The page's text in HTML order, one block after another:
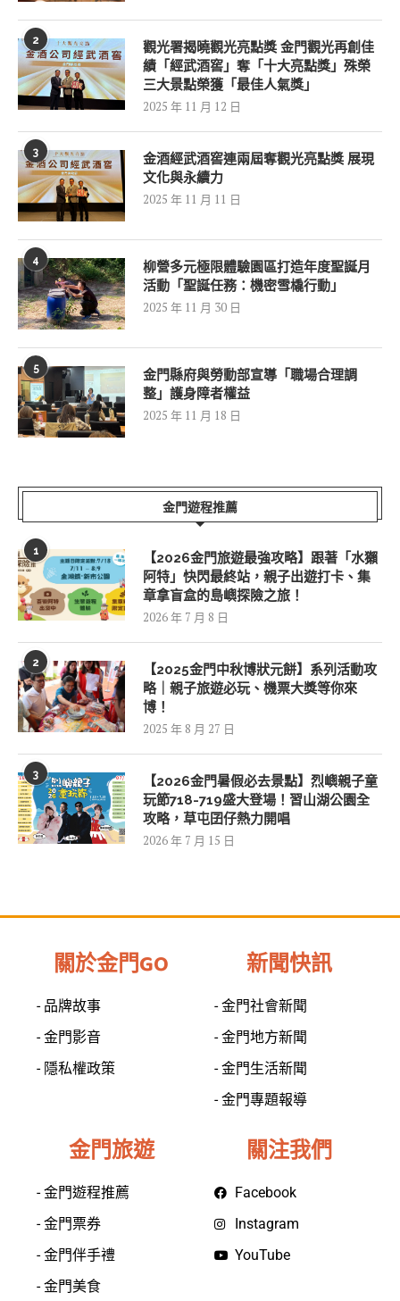
2
觀光署揭曉觀光亮點獎 金門觀光再創佳
績「經武酒窖」奪「十大亮點獎」殊榮
三大景點榮獲「最佳人氣獎」
2025 年 11 月 12 日
3
金酒經武酒窖連兩屆奪觀光亮點獎 展現
文化與永續力
2025 年 11 月 11 日
4
柳營多元極限體驗園區打造年度聖誕月
活動「聖誕任務：機密雪橇行動」
2025 年 11 月 30 日
5
金門縣府與勞動部宣導「職場合理調
整」護身障者權益
2025 年 11 月 18 日
金門遊程推薦
1
【2026金門旅遊最強攻略】跟著「水獺
阿特」快閃最終站，親子出遊打卡、集
章拿盲盒的島嶼探險之旅！
2026 年 7 月 8 日
2
【2025金門中秋博狀元餅】系列活動攻
略｜親子旅遊必玩、機票大獎等你來
博！
2025 年 8 月 27 日
3
【2026金門暑假必去景點】烈嶼親子童
玩節718-719盛大登場！習山湖公園全
攻略，草屯囝仔熱力開唱
2026 年 7 月 15 日
關於金門GO
- 品牌故事
- 金門影音
- 隱私權政策
新聞快訊
- 金門社會新聞
- 金門地方新聞
- 金門生活新聞
- 金門專題報導
金門旅遊
- 金門遊程推薦
- 金門票券
- 金門伴手禮
- 金門美食
關注我們
Facebook
Instagram
YouTube